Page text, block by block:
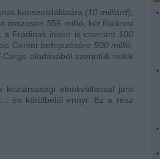
konszolidálására (10 milliárd),
összesen 355 millió, két fővárosi
a Fradinak innen is csurrant 100
Center befejezésére 500 millió
eladásából szerintük nekik
elnökváltással járó
és körülbelül ennyi. Ez a rész